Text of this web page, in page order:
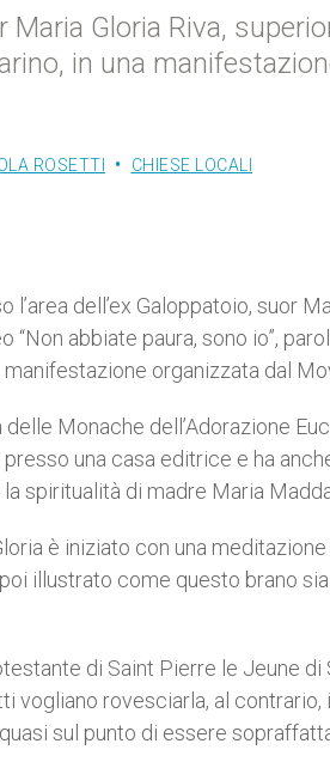
Gloria Riva,
in una
ROSETTI CHIESE LOCALI
dell’ex Galoppatoio, suor
“Non abbiate paura, sono io”,
manifestazione organizzata dal
Monache dell’Adorazione
una casa editrice e ha
spiritualità di madre Maria
è iniziato con una
illustrato come questo brano
di Saint Pierre le Jeune
vogliano rovesciarla, al
sul punto di essere